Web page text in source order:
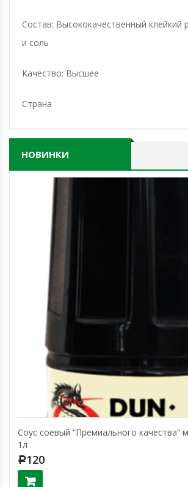
Состав: Высококачественный клейкий
и соль
Качество: Высшее
Страна
НОВИНКИ
Соус соевый “Премиального качества”
1л
Р120